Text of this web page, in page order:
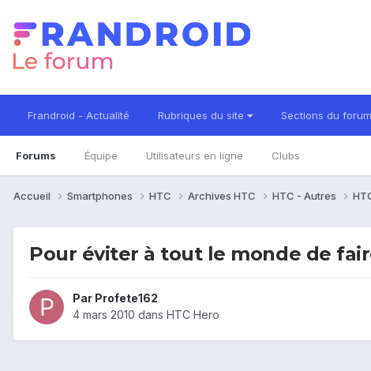
Frandroid - Actualité Rubriques du site Sections du forum
Forums Équipe Utilisateurs en ligne Clubs
Accueil Smartphones HTC Archives HTC HTC - Autres
Pour éviter à tout le monde de
Par Profete162
4 mars 2010 dans HTC Hero